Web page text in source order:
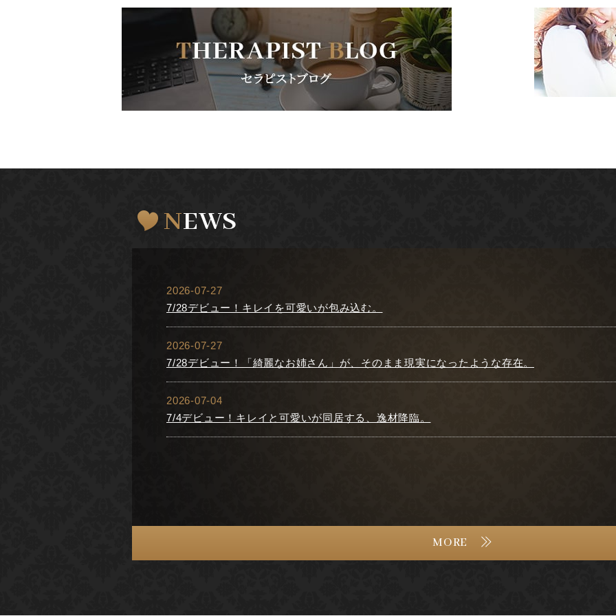
NEWS
2026-07-27
7/28デビュー！キレイを可愛いが包み込む。
2026-07-27
7/28デビュー！「綺麗なお姉さん」が、そのまま現実になったような存在。
2026-07-04
7/4デビュー！キレイと可愛いが同居する、逸材降臨。
MORE